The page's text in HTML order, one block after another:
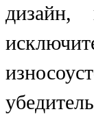
дизайн,